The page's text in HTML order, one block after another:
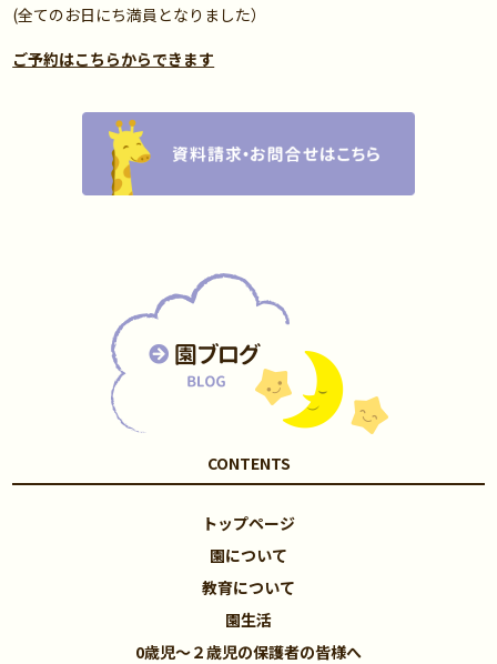
(全てのお日にち満員となりました）
ご予約はこちらからできます
CONTENTS
トップページ
園について
教育について
園生活
0歳児～２歳児の保護者の皆様へ